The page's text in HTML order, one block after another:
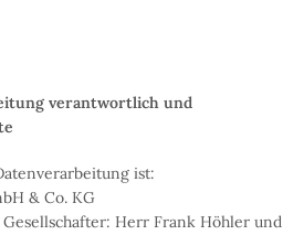
verantwortlich und
ist:
& Co. KG
Herr Frank Höhler und